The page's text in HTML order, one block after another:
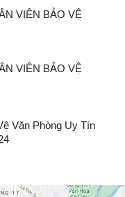
VIÊN BẢO VỆ
VIÊN BẢO VỆ
Văn Phòng Uy Tín